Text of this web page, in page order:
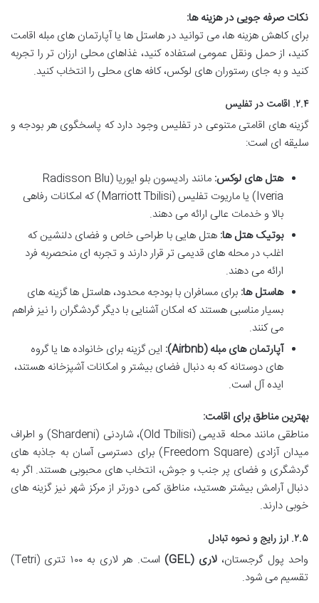
نکات صرفه جویی در هزینه ها:
برای کاهش هزینه ها، می توانید در هاستل ها یا آپارتمان های مبله اقامت
کنید، از حمل ونقل عمومی استفاده کنید، غذاهای محلی ارزان تر را تجربه
کنید و به جای رستوران های لوکس، کافه های محلی را انتخاب کنید.
۲.۴. اقامت در تفلیس
گزینه های اقامتی متنوعی در تفلیس وجود دارد که پاسخگوی هر بودجه و
سلیقه ای است:
هتل های لوکس:
مانند رادیسون بلو ایوریا (Radisson Blu
Iveria) یا ماریوت تفلیس (Marriott Tbilisi) که امکانات رفاهی
بالا و خدمات عالی ارائه می دهند.
بوتیک هتل ها: هتل هایی با طراحی خاص و فضای دلنشین که
اغلب در محله های قدیمی تر قرار دارند و تجربه ای منحصربه فرد
ارائه می دهند.
هاستل ها: برای مسافران با بودجه محدود، هاستل ها گزینه های
بسیار مناسبی هستند که امکان آشنایی با دیگر گردشگران را نیز فراهم
می کنند.
آپارتمان های مبله (Airbnb):
این گزینه برای خانواده ها یا گروه
های دوستانه که به دنبال فضای بیشتر و امکانات آشپزخانه هستند،
ایده آل است.
بهترین مناطق برای اقامت:
مناطقی مانند محله قدیمی (Old Tbilisi)، شاردنی (Shardeni) و اطراف
میدان آزادی (Freedom Square) برای دسترسی آسان به جاذبه های
گردشگری و فضای پر جنب و جوش، انتخاب های محبوبی هستند. اگر به
دنبال آرامش بیشتر هستید، مناطق کمی دورتر از مرکز شهر نیز گزینه های
خوبی دارند.
۲.۵. ارز رایج و نحوه تبادل
واحد پول گرجستان،لاری (GEL)
است. هر لاری به ۱۰۰ تتری (Tetri)
تقسیم می شود.